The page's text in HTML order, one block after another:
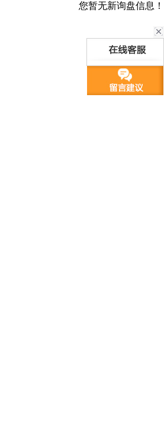
您暂无新询盘信息！